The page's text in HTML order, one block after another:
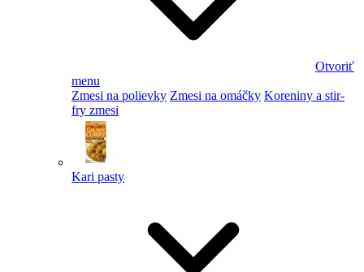
Otvoriť
menu
Zmesi na polievky Zmesi na omáčky Koreniny a stir-
fry zmesi
Kari pasty